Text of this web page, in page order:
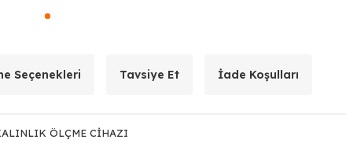
Seçenekleri Tavsiye Et İade Koşulları
ÖLÇME CİHAZI